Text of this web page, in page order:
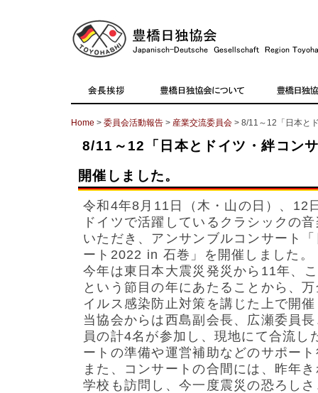
Home > 委員会活動報告 > 産業交流委員会 > 8/11～12「日本と
8/11～12「日本とドイツ・絆コン
開催しました。
令和4年8月11日（木・山の日）、12
ドイツで活躍しているクラシックの
いただき、アンサンブルコンサート
ート2022 in 石巻」を開催しました。
今年は東日本大震災発災から11年、
という節目の年にあたることから、
イルス感染防止対策を講じた上で開
当協会からは西島副会長、広瀬委員
員の計4名が参加し、現地にて合流し
ートの準備や運営補助などのサポー
また、コンサートの合間には、昨年
学校も訪問し、今一度震災の恐ろし